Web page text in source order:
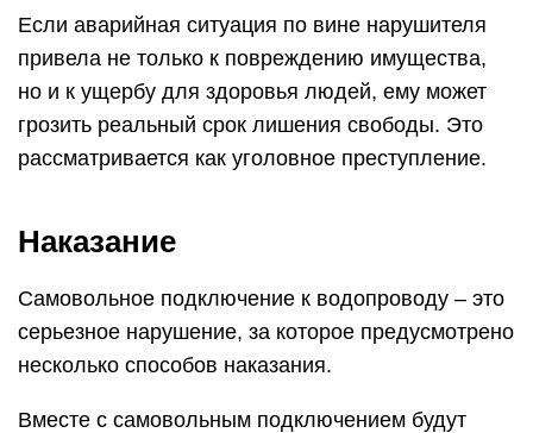
Если аварийная ситуация по вине нарушителя
привела не только к повреждению имущества,
но и к ущербу для здоровья людей, ему может
грозить реальный срок лишения свободы. Это
рассматривается как уголовное преступление.
Наказание
Самовольное подключение к водопроводу – это
серьезное нарушение, за которое предусмотрено
несколько способов наказания.
Вместе с самовольным подключением будут